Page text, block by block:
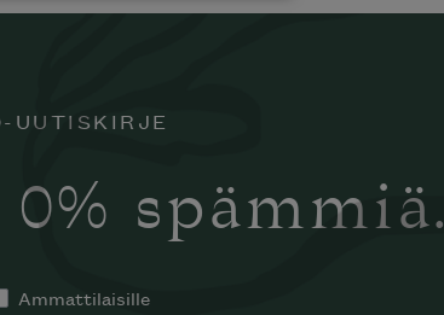
UUTISKIRJE
spämmiä.
Ammattilaisille